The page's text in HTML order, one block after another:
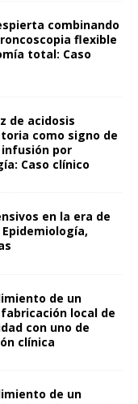
combinando
flexible
total: Caso
de acidosis
como signo de
por
Caso clínico
en la era de
de un
local de
con uno de
clínica
de un